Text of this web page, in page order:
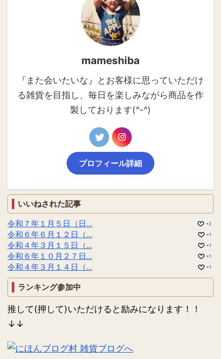
mameshiba
『また会いたいな』とお客様に思っていただけ
る雑貨を目指し、毎日を楽しみながら商品を作
製しております(^-^)
プロフィール詳細
いいねされた記事
令和７年１月５日（日...
+2
令和６年６月１２日（... +1
令和４年３月１５日（... +1
令和６年１０月２７日... +1
令和４年３月１４日（... +1
ランキング参加中
推して(押して)いただけると励みになります！！
↓↓